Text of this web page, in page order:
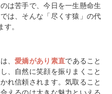
は苦手で、今日を一生懸命生
は、そんな「尽くす猿」の代
。
、愛嬌があり素直であること
、自然に笑顔を振りまくこと
れ信頼されます。気取ること